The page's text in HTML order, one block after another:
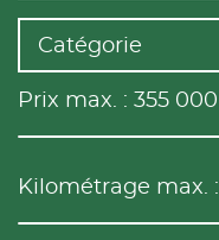
Catégorie
Prix max. : 355 000
Kilométrage max. :